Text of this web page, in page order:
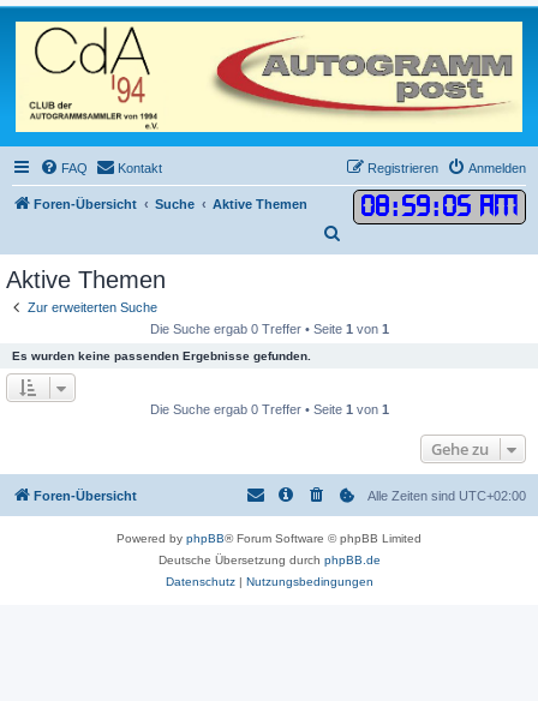
FAQ Kontakt Anmelden
Registrieren
Foren-Übersicht Suche Aktive Themen 08:59:05 AM
Aktive Themen
Zur erweiterten Suche
Die Suche ergab 0 Treffer • Seite 1 von 1
Es wurden keine passenden Ergebnisse gefunden.
Die Suche ergab 0 Treffer • Seite 1 von 1
Gehe zu
Foren-Übersicht Alle Zeiten sind UTC+02:00
Powered by phpBB® Forum Software © phpBB Limited
Deutsche Übersetzung durch phpBB.de
Datenschutz| Nutzungsbedingungen